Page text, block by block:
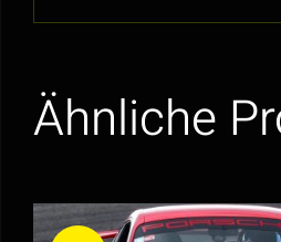
Ähnliche